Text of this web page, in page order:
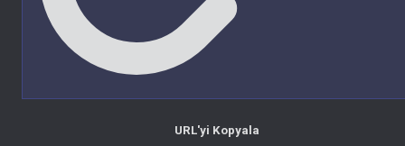
URL'yi Kopyala